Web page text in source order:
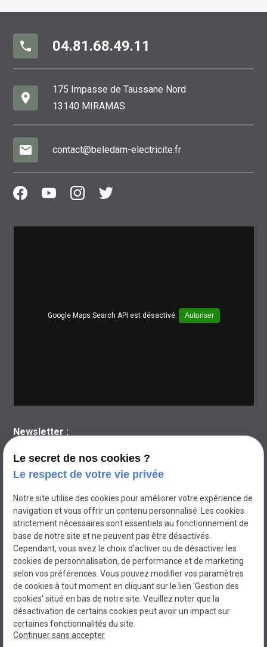
phone 04.81.68.49.11
place
175 Impasse de Taussane Nord
13140 MIRAMAS
mail contact@beledam-electricite.fr
Google Maps Search API est désactivé. Autoriser
Newsletter :
BEL'ELEC
Electricien à MIRAMAS
Le secret de nos cookies ?
Le respect de votre vie privée
Notre site utilise des cookies pour améliorer votre expérience de
navigation et vous offrir un contenu personnalisé. Les cookies
strictement nécessaires sont essentiels au fonctionnement de
base de notre site et ne peuvent pas être désactivés.
Cependant, vous avez le choix d'activer ou de désactiver les
cookies de personnalisation, de performance et de marketing
selon vos préférences. Vous pouvez modifier vos paramètres
de cookies à tout moment en cliquant sur le lien 'Gestion des
cookies' situé en bas de notre site. Veuillez noter que la
désactivation de certains cookies peut avoir un impact sur
certaines fonctionnalités du site.
Continuer sans accepter